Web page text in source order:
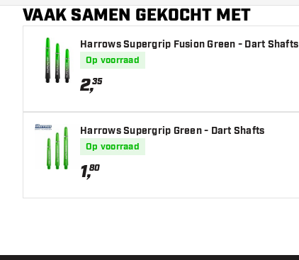
VAAK SAMEN GEKOCHT MET
Harrows Supergrip Fusion Green - Dart Shafts
Op voorraad
2,35
Harrows Supergrip Green - Dart Shafts
Op voorraad
1,80